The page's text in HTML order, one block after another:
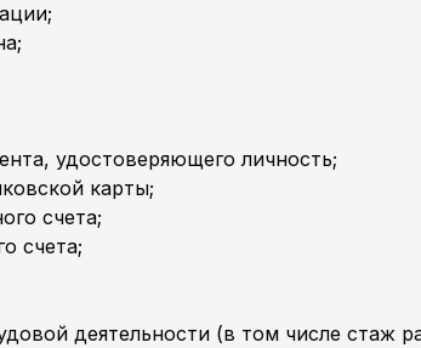
удостоверяющего личность;
карты;
счета;
счета;
деятельности (в том числе стаж